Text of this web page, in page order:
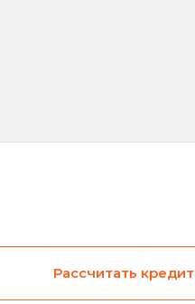
Рассчитать кредит